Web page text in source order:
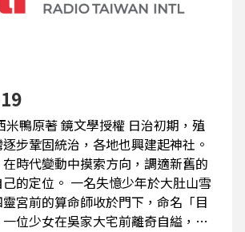
步鞏固統治，各地也興建起神社。
時代變動中摸索方向，調適新舊的
失憶少年於大肚山雪
宮前的算命師收於門下，命名「目
位少女在吳家大宅前離奇自縊，目